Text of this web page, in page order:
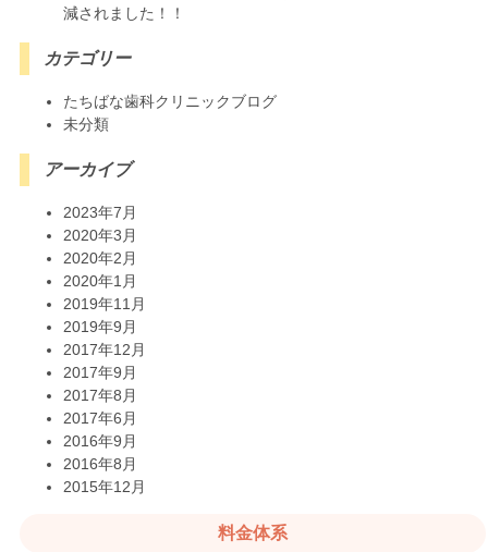
減されました！！
カテゴリー
たちばな歯科クリニックブログ
未分類
アーカイブ
2023年7月
2020年3月
2020年2月
2020年1月
2019年11月
2019年9月
2017年12月
2017年9月
2017年8月
2017年6月
2016年9月
2016年8月
2015年12月
料金体系